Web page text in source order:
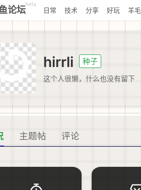
论坛
beta
日常 技术 分享 好玩 羊毛
hirrli 种子
这个人很懒，什么也没有留下
主题帖 评论